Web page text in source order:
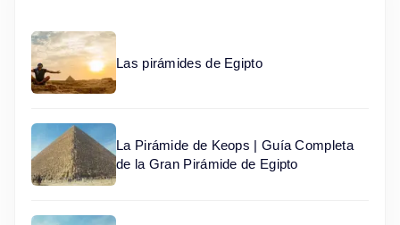
Las pirámides de Egipto
La Pirámide de Keops | Guía Completa
de la Gran Pirámide de Egipto